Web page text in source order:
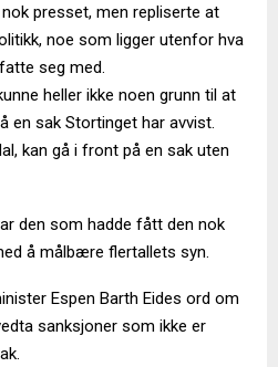
presset, men repliserte at
noe som ligger utenfor hva
seg med.
heller ikke noen grunn til at
en sak Stortinget har avvist.
kan gå i front på en sak uten
den som hadde fått den nok
å målbære flertallets syn.
Espen Barth Eides ord om
sanksjoner som ikke er